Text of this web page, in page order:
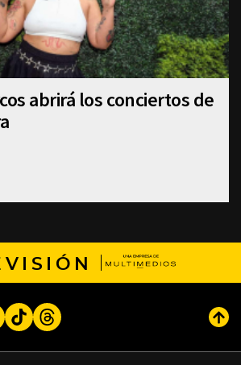
abrirá los conciertos de
Instagram
TikTokThreads